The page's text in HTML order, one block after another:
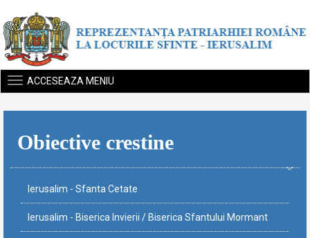
ACCESEAZA MENIU
Obiective crestine
Ierusalim - Sfanta Cetate
Ierusalim - Biserica Invierii / Biserica Sfantului Mormant